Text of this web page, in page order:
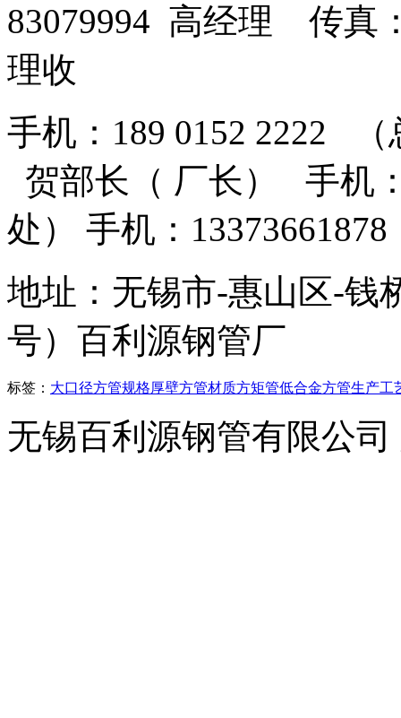
83079994 高经理 传真
理收
手机：189 0152 2222 （
贺部长（ 厂长） 手机
处） 手机：
地址：无锡市-惠山区-钱
号）百利源钢管厂
标签： 大口径方管规格厚壁方管材质方矩管低合金方管生产工
无锡百利源钢管有限公